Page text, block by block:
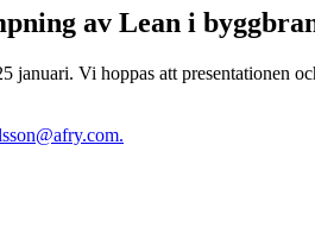
av Lean i
Vi hoppas att